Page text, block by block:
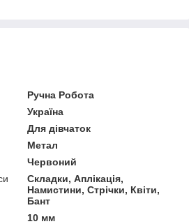
Ручна Робота
Україна
Для дівчаток
Метал
Червоний
Складки, Аплікація,
Намистини, Стрічки, Квіти,
Бант
10 мм